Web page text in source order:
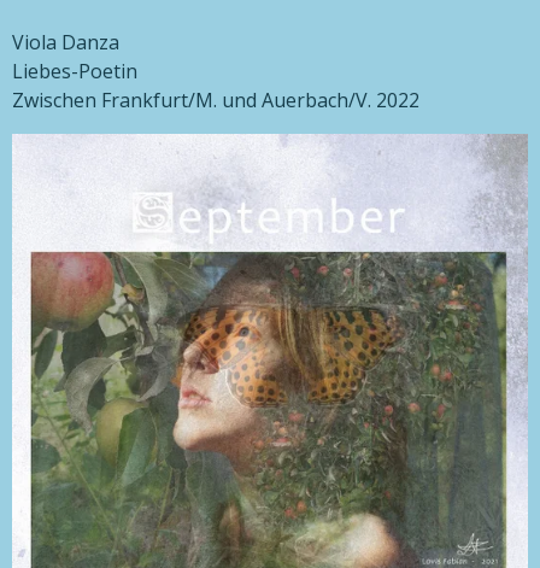
Viola Danza
Liebes-Poetin
Zwischen Frankfurt/M. und Auerbach/V. 2022